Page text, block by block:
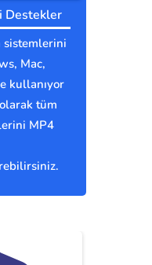
Destekler
sistemlerini
Mac,
kullanıyor
tüm
MP4